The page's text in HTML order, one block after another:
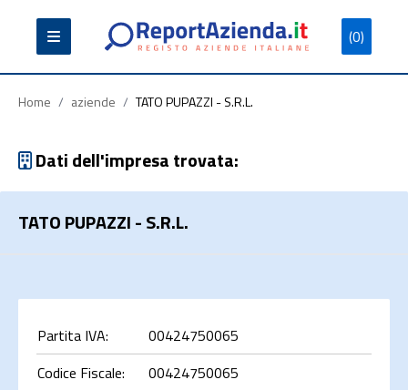
(0)
Partita
Iva
Codice
Fiscale
Ragione
Sociale
Cerca
Home / aziende / TATO PUPAZZI - S.R.L.
Dati dell'impresa trovata:
TATO PUPAZZI - S.R.L.
Partita IVA:
00424750065
Codice Fiscale:
00424750065